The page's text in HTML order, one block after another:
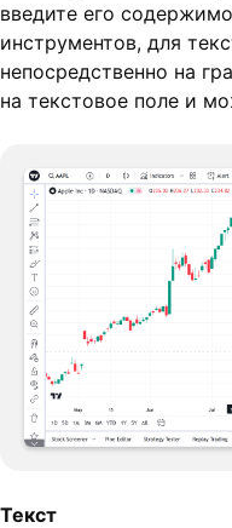
введите его
инструментов, для
непосредственно на
на текстовое поле и
Текст